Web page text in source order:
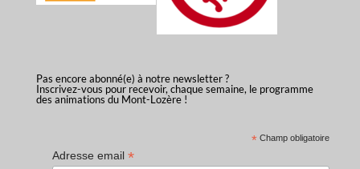
Pas encore abonné(e) à notre newsletter ?
Inscrivez-vous pour recevoir, chaque semaine, le programme
des animations du Mont-Lozère !
* Champ obligatoire
Adresse email *